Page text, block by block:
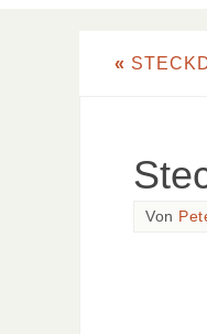
«
Von